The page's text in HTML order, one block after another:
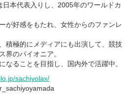
本代表入りし、2005年のワールドカ
が好感をもたれ、女性からのファンレ
積極的にメディアにも出演して、競技
界のパイオニア。
なることを目指し、国内外で活躍中。
sachiyolax/